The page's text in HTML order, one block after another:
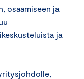
osaamiseen ja
ja